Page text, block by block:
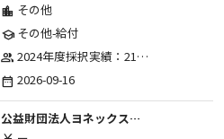
location_city その他
schoolその他-給付
group 2024年度採択実績：21事業（前期11・後期10）、2025年度採択実績：30事業（前期15・後期15）、2026年度採択実績：40事業 ※2026年度より、前期・後期の区分を廃止し、年1回の申請受付となりました。
date_range 2026-09-16
公益財団法人ヨネックススポーツ振興財団